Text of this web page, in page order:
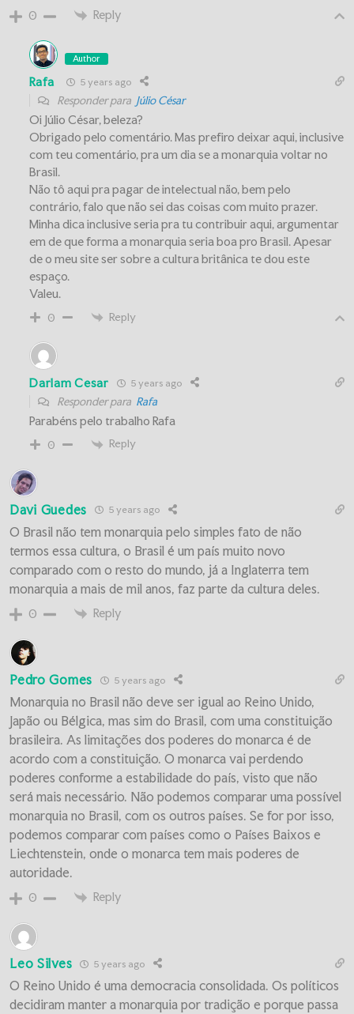
0 Reply
Author
Rafa 5 years ago
Responder para Júlio César
Oi Júlio César, beleza?
Obrigado pelo comentário. Mas prefiro deixar aqui, inclusive
com teu comentário, pra um dia se a monarquia voltar no
Brasil.
Não tô aqui pra pagar de intelectual não, bem pelo
contrário, falo que não sei das coisas com muito prazer.
Minha dica inclusive seria pra tu contribuir aqui, argumentar
em de que forma a monarquia seria boa pro Brasil. Apesar
de o meu site ser sobre a cultura britânica te dou este
espaço.
Valeu.
0 Reply
Darlam Cesar 5 years ago
Responder para Rafa
Parabéns pelo trabalho Rafa
0 Reply
Davi Guedes 5 years ago
O Brasil não tem monarquia pelo simples fato de não
termos essa cultura, o Brasil é um país muito novo
comparado com o resto do mundo, já a Inglaterra tem
monarquia a mais de mil anos, faz parte da cultura deles.
0 Reply
Pedro Gomes 5 years ago
Monarquia no Brasil não deve ser igual ao Reino Unido,
Japão ou Bélgica, mas sim do Brasil, com uma constituição
brasileira. As limitações dos poderes do monarca é de
acordo com a constituição. O monarca vai perdendo
poderes conforme a estabilidade do país, visto que não
será mais necessário. Não podemos comparar uma possível
monarquia no Brasil, com os outros países. Se for por isso,
podemos comparar com países como o Países Baixos e
Liechtenstein, onde o monarca tem mais poderes de
autoridade.
0 Reply
Leo Silves 5 years ago
O Reino Unido é uma democracia consolidada. Os políticos
decidiram manter a monarquia por tradição e porque passa